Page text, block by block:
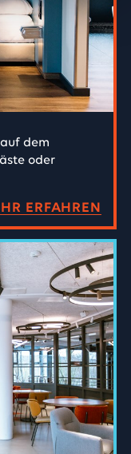
dem
oder
ERFAHREN